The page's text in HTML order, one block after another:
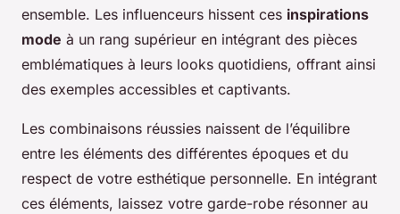
ensemble. Les influenceurs hissent ces inspirations
mode à un rang supérieur en intégrant des pièces
emblématiques à leurs looks quotidiens, offrant ainsi
des exemples accessibles et captivants.
Les combinaisons réussies naissent de l’équilibre
entre les éléments des différentes époques et du
respect de votre esthétique personnelle. En intégrant
ces éléments, laissez votre garde-robe résonner au